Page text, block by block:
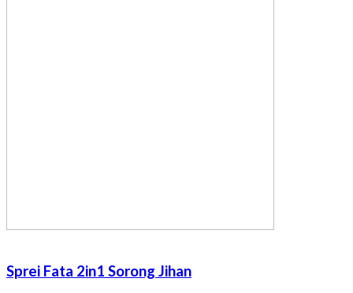
Sprei Fata 2in1 Sorong Jihan